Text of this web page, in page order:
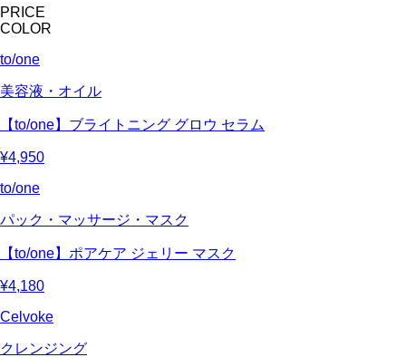
PRICE
COLOR
to/one
美容液・オイル
【to/one】ブライトニング グロウ セラム
¥4,950
to/one
パック・マッサージ・マスク
【to/one】ポアケア ジェリー マスク
¥4,180
Celvoke
クレンジング